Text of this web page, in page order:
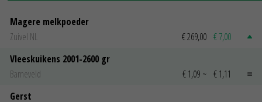
Magere melkpoeder
Zuivel NL
€ 269,00 € 7,00
Vleeskuikens 2001-2600 gr
Barneveld
€ 1,09 ~ € 1,11
Gerst